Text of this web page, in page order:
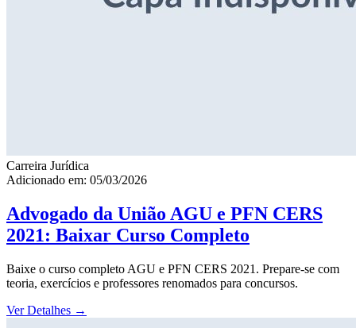
Carreira Jurídica
Adicionado em: 05/03/2026
Advogado da União AGU e PFN CERS
2021: Baixar Curso Completo
Baixe o curso completo AGU e PFN CERS 2021. Prepare-se com
teoria, exercícios e professores renomados para concursos.
Ver Detalhes →